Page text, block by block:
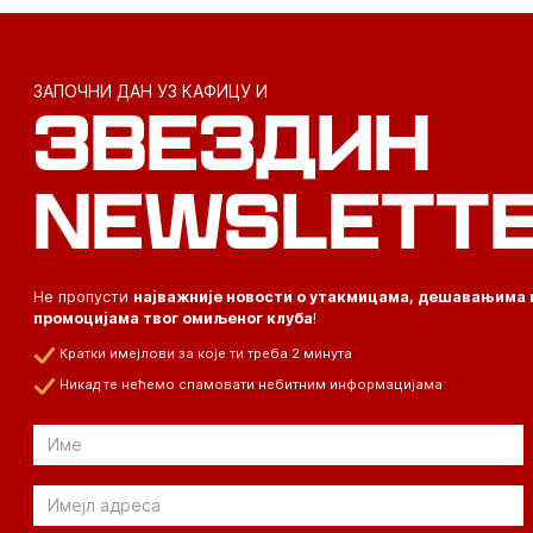
ЗАПОЧНИ ДАН УЗ КАФИЦУ И
ЗВЕЗДИН
Не пропусти најважније новости о утакмицама, дешавањима
промоцијама твог омиљеног клуба!
Кратки имејлови за које ти треба 2 минута
Никад те нећемо спамовати небитним информацијама
Email
Email